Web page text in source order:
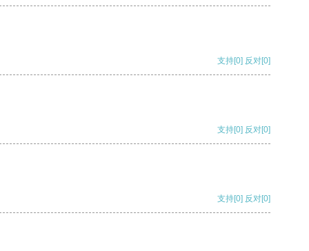
支持[0] 反对[0]
支持[0] 反对[0]
支持[0] 反对[0]